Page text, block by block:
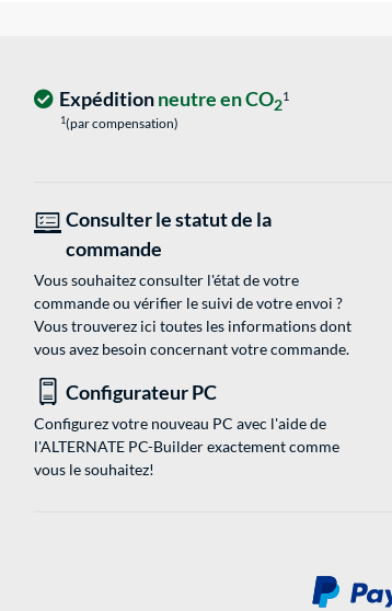
Expéditionneutre en CO21
1(par compensation)
Consulter le statut de la
commande
Vous souhaitez consulter l'état de votre
commande ou vérifier le suivi de votre envoi ?
Vous trouverez ici toutes les informations dont
vous avez besoin concernant votre commande.
Configurateur PC
Configurez votre nouveau PC avec l'aide de
l'ALTERNATE PC-Builder exactement comme
vous le souhaitez!